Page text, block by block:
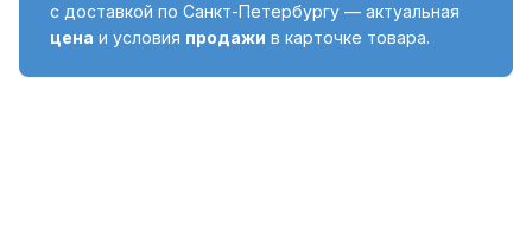
с доставкой по Санкт-Петербургу — актуальная
цена и условия продажи в карточке товара.